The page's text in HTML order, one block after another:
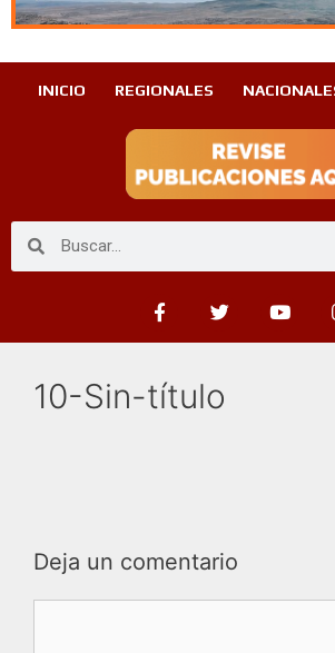
INICIO REGIONALES
10-Sin-título
Deja un comentario